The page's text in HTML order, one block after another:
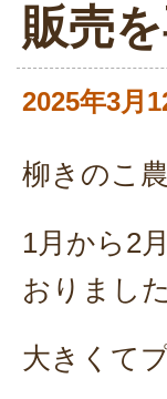
販売
2025年3月
柳きのこ
1月から2
おりまし
大きくて